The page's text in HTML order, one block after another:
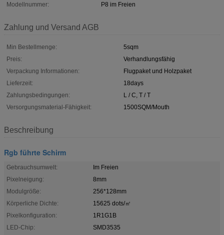
Modellnummer:
P8 im Freien
Zahlung und Versand AGB
Min Bestellmenge:
5sqm
Preis:
Verhandlungsfähig
Verpackung Informationen:
Flugpaket und Holzpaket
Lieferzeit:
18days
Zahlungsbedingungen:
L / C, T / T
Versorgungsmaterial-Fähigkeit:
1500SQM/Mouth
Beschreibung
Rgb führte Schirm
Gebrauchsumwelt:
Im Freien
Pixelneigung:
8mm
Modulgröße:
256*128mm
Körperliche Dichte:
15625 dots/㎡
Pixelkonfiguration:
1R1G1B
LED-Chip:
SMD3535